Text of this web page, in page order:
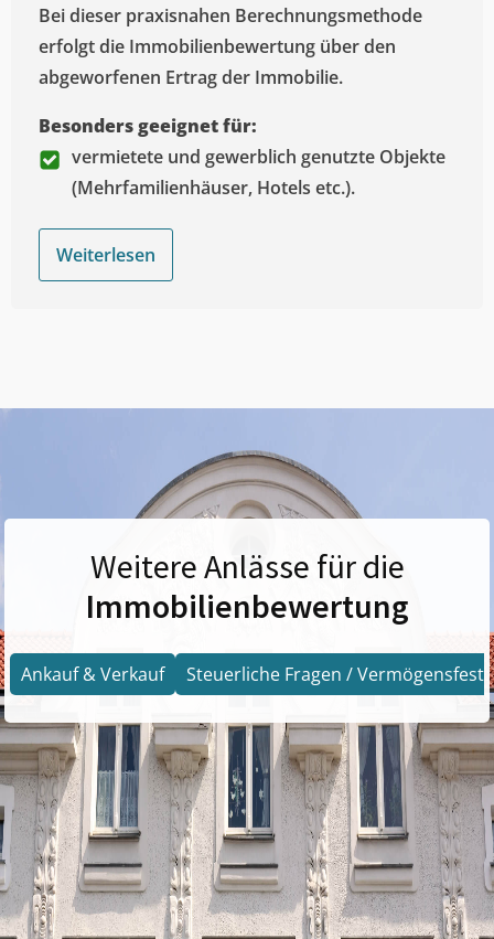
Bei dieser praxisnahen Berechnungsmethode
erfolgt die Immobilienbewertung über den
abgeworfenen Ertrag der Immobilie.
Besonders geeignet für:
vermietete und gewerblich genutzte Objekte
(Mehrfamilienhäuser, Hotels etc.).
Weiterlesen
Weitere Anlässe für die
Immobilienbewertung
Ankauf & Verkauf Steuerliche Fragen /